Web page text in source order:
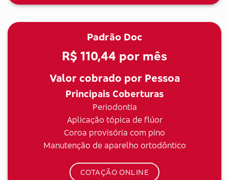
Padrão Doc
R$ 110,44 por mês
Valor cobrado por Pessoa
Principais Coberturas
Periodontia
Aplicação tópica de flúor
Coroa provisória com pino
Manutenção de aparelho ortodôntico
COTAÇÃO ONLINE